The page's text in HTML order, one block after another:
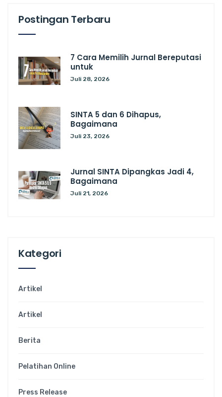
Postingan Terbaru
7 Cara Memilih Jurnal Bereputasi
untuk
Juli 28, 2026
SINTA 5 dan 6 Dihapus,
Bagaimana
Juli 23, 2026
Jurnal SINTA Dipangkas Jadi 4,
Bagaimana
Juli 21, 2026
Kategori
Artikel
Artikel
Berita
Pelatihan Online
Press Release